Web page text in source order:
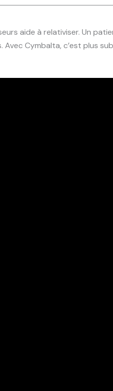
aide à relativiser. Un
Avec Cymbalta, c’est plus